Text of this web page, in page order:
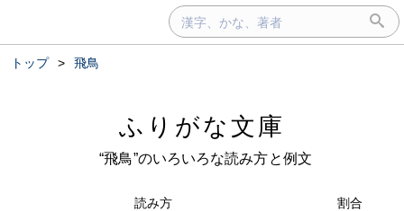
トップ > 飛鳥
ふりがな文庫
“飛鳥”のいろいろな読み方と例文
読み方 割合